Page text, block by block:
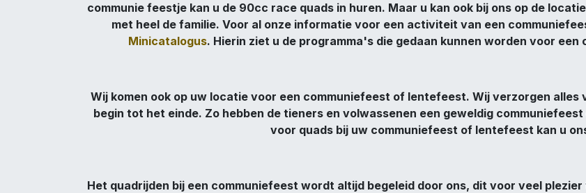
communie feestje kan u de 90cc race quads in huren. Maar u kan ook bij ons op de
met heel de familie. Voor al onze informatie voor een activiteit van een
Minicatalogus. Hierin ziet u de programma's die gedaan kunnen worden voor een
Wij komen ook op uw locatie voor een communiefeest of lentefeest. Wij verzorgen
begin tot het einde. Zo hebben de tieners en volwassenen een geweldig
voor quads bij uw communiefeest of lentefeest kan u
Het quadrijden bij een communiefeest wordt altijd begeleid door ons, dit voor veel